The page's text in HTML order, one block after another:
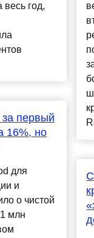
весь год,
первый
16%, но
для
и
о чистой
млн